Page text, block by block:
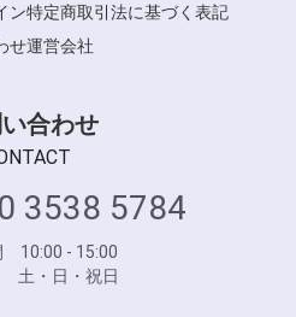
ン特定商取引法に基づく表記
せ運営会社
合わせ
3538 5784
10:00 - 15:00
・日・祝日